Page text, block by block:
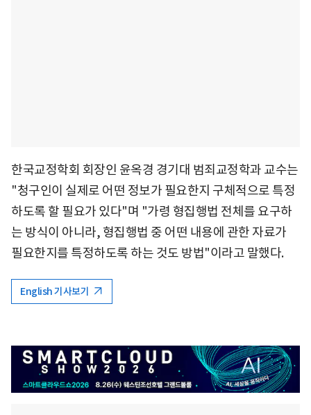
한국교정학회 회장인 윤옥경 경기대 범죄교정학과 교수는
"청구인이 실제로 어떤 정보가 필요한지 구체적으로 특정
하도록 할 필요가 있다"며 "가령 형집행법 전체를 요구하
는 방식이 아니라, 형집행법 중 어떤 내용에 관한 자료가
필요한지를 특정하도록 하는 것도 방법"이라고 말했다.
English 기사보기